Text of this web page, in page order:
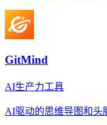
GitMind
AI生产力工具
AI驱动的思维导图和头